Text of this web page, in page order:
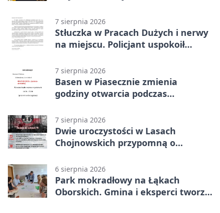
7 sierpnia 2026
Stłuczka w Pracach Dużych i nerwy
na miejscu. Policjant uspokoił
7 sierpnia 2026
Basen w Piasecznie zmienia
godziny otwarcia podczas
7 sierpnia 2026
Dwie uroczystości w Lasach
Chojnowskich przypomną o
6 sierpnia 2026
Park mokradłowy na Łąkach
Oborskich. Gmina i eksperci tworzą